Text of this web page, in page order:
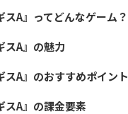
スA』ってどんなゲーム？
スA』の魅力
スA』のおすすめポイント
スA』の課金要素